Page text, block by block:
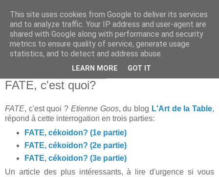
FATE, c'est quoi?
FATE, c'est quoi ? Etienne Goos, du blog L'Art de la Table,
répond à cette interrogation en trois parties:
FATE, cékoidon? (1e partie)
FATE, cékoidon? (2e partie)
FATE, cékoidon? (3e partie)
Un article des plus intéressants, à lire d'urgence si vous
This site uses cookies from Google to deliver its services
and to analyze traffic. Your IP address and user-agent are
shared with Google along with performance and security
metrics to ensure quality of service, generate usage
statistics, and to detect and address abuse.
LEARN MORE GOT IT